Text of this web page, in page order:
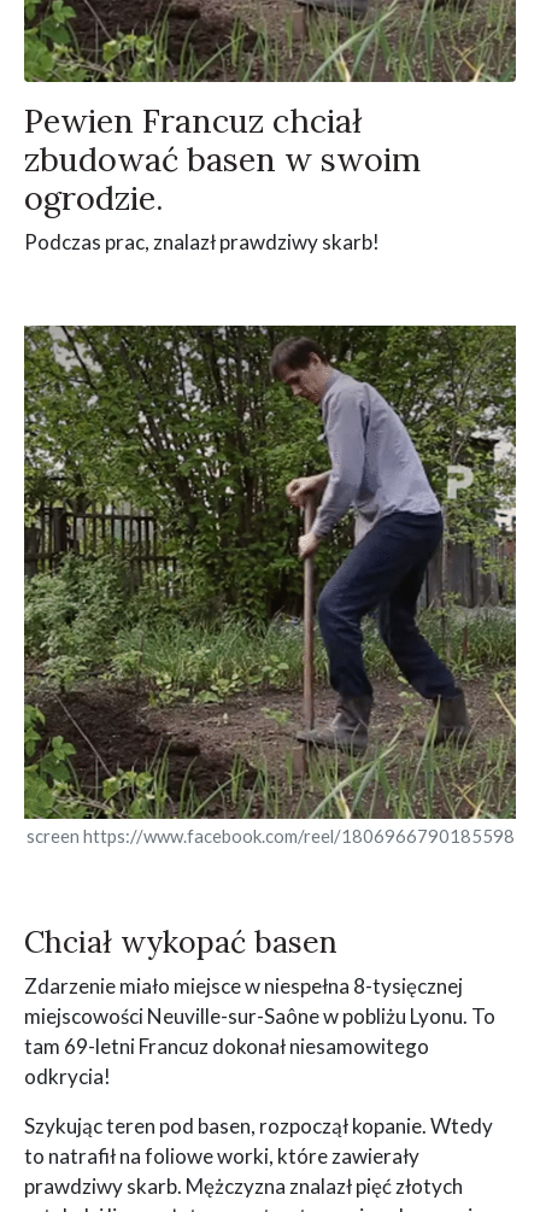
Pewien Francuz chciał
zbudować basen w swoim
ogrodzie.
Podczas prac, znalazł prawdziwy skarb!
screen https://www.facebook.com/reel/1806966790185598
Chciał wykopać basen
Zdarzenie miało miejsce w niespełna 8-tysięcznej
miejscowości Neuville-sur-Saône w pobliżu Lyonu. To
tam 69-letni Francuz dokonał niesamowitego
odkrycia!
Szykując teren pod basen, rozpoczął kopanie. Wtedy
to natrafił na foliowe worki, które zawierały
prawdziwy skarb. Mężczyzna znalazł pięć złotych